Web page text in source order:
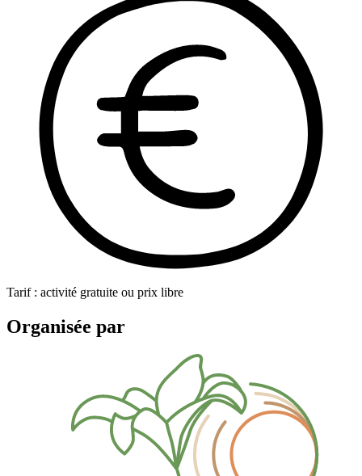
Tarif : activité gratuite ou prix libre
Organisée par